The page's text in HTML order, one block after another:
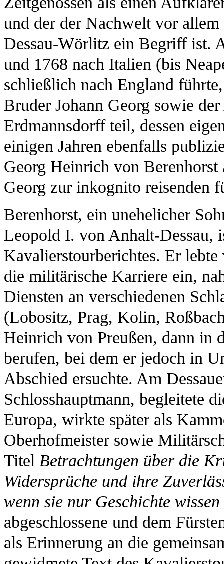
und der der Nachwelt vor
Dessau-Wörlitz ein Begriff ist.
und 1768 nach Italien (bis
schließlich nach England
Bruder Johann Georg sowie
Erdmannsdorff teil, dessen
einigen Jahren ebenfalls
Georg Heinrich von Berenhorst
Georg zur inkognito reisenden
Berenhorst, ein unehelicher
Leopold I. von Anhalt-Dessau,
Kavalierstourberichtes. Er
die militärische Karriere ein,
Diensten an verschiedenen
(Lobositz, Prag, Kolin,
Heinrich von Preußen, dann in
berufen, bei dem er jedoch in
Abschied ersuchte. Am
Schlosshauptmann, begleitete
Europa, wirkte später als
Oberhofmeister sowie
Titel Betrachtungen über die
Widersprüche und ihre
wenn sie nur Geschichte wissen
abgeschlossene und dem
als Erinnerung an die